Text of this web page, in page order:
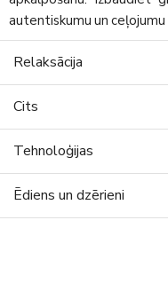
autentiskumu un ceļojumu
Relaksācija
Cits
Tehnoloģijas
Ēdiens un dzērieni